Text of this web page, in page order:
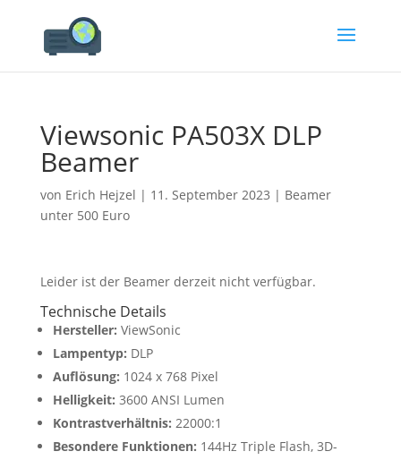
Viewsonic PA503X DLP
Beamer
von Erich Hejzel | 11. September 2023 | Beamer
unter 500 Euro
Leider ist der Beamer derzeit nicht verfügbar.
Technische Details
Hersteller: ViewSonic
Lampentyp: DLP
Auflösung: 1024 x 768 Pixel
Helligkeit: 3600 ANSI Lumen
Kontrastverhältnis: 22000:1
Besondere Funktionen: 144Hz Triple Flash, 3D-